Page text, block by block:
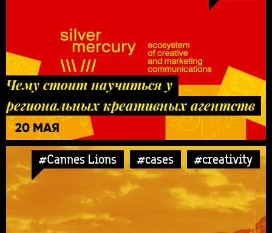
Чему стоит научиться у
региональных креативных агентств
20 МАЯ
#Cannes Lions #cases #creativity